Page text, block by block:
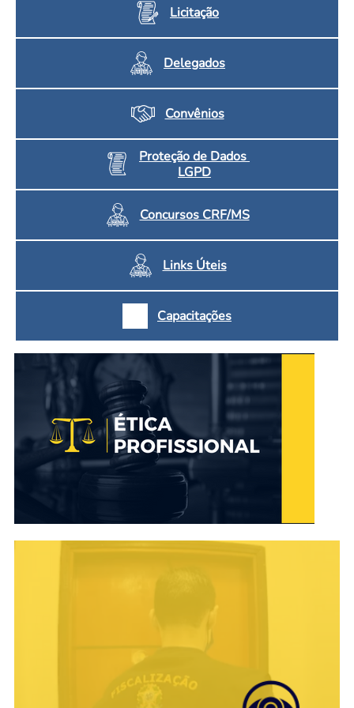
Licitação
Delegados
Convênios
Proteção de Dados
LGPD
Concursos CRF/MS
Links Úteis
Capacitações